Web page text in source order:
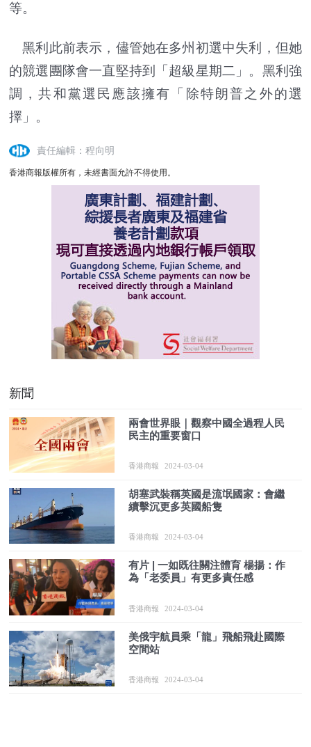
等。
黑利此前表示，儘管她在多州初選中失利，但她
的競選團隊會一直堅持到「超級星期二」。黑利強
調，共和黨選民應該擁有「除特朗普之外的選
擇」。
責任編輯：程向明
香港商報版權所有，未經書面允許不得使用。
新聞
兩會世界眼｜觀察中國全過程人民
民主的重要窗口
香港商報 2024-03-04
胡塞武裝稱英國是流氓國家：會繼
續擊沉更多英國船隻
香港商報 2024-03-04
有片 | 一如既往關注體育 楊揚：作
為「老委員」有更多責任感
香港商報 2024-03-04
美俄宇航員乘「龍」飛船飛赴國際
空間站
香港商報 2024-03-04